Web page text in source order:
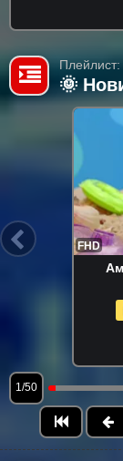
🌞
FHD
1/50